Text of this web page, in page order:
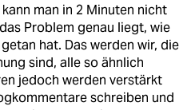
man in 2 Minuten nicht
Problem genau liegt, wie
hat. Das werden wir, die
sind, alle so ähnlich
jedoch werden verstärkt
schreiben und